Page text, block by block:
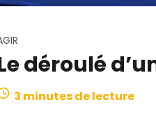
déroulé
3 minutes de lecture